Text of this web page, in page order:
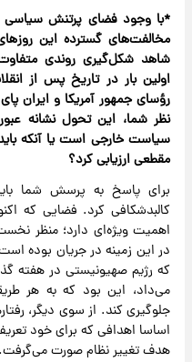
*با وجود فضای پرتنش سیاسی
مخالفت‌های گسترده این روزهای
شاهد شکل‌گیری روندی
اولین بار در تاریخ پس از
رؤسای جمهور آمریکا و ایران
نظر شما، این تحول نشانه
سیاست خارجی است یا آنکه
مقطعی ارزیابی کرد؟
برای پاسخ به پرسش شما
کالبدشکافی کرد. فضایی که
اهمیت ویژه‌ای دارد؛ منظر
در این زمینه در جریان بوده
که رژیم صهیونیستی در هفته
می‌داد، این بود که به هر
جلوگیری کند. از سوی دیگر،
اساسا اهدافی که برای خود
هدف تغییر نظام صورت می‌گرفت.